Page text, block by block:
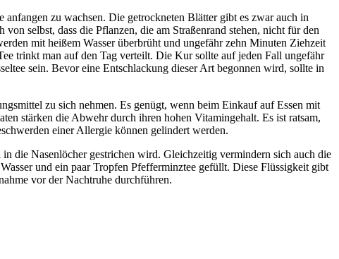
zu wachsen. Die getrockneten Blätter gibt es zwar auch in
selbst, dass die Pflanzen, die am Straßenrand stehen, nicht für den
mit heißem Wasser überbrüht und ungefähr zehn Minuten Ziehzeit
trinkt man auf den Tag verteilt. Die Kur sollte auf jeden Fall ungefähr
sein. Bevor eine Entschlackung dieser Art begonnen wird, sollte in
zu sich nehmen. Es genügt, wenn beim Einkauf auf Essen mit
stärken die Abwehr durch ihren hohen Vitamingehalt. Es ist ratsam,
einer Allergie können gelindert werden.
die Nasenlöcher gestrichen wird. Gleichzeitig vermindern sich auch die
und ein paar Tropfen Pfefferminztee gefüllt. Diese Flüssigkeit gibt
vor der Nachtruhe durchführen.